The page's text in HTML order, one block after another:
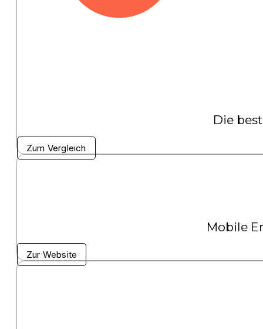
Die
Zum Vergleich
Mobile
Zur Website